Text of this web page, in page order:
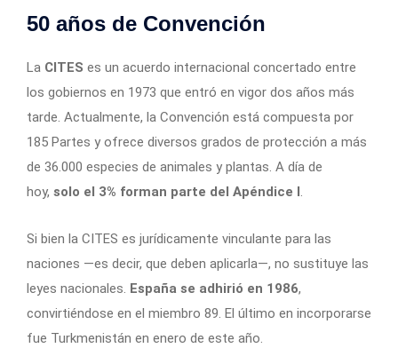
50 años de Convención
La CITES es un acuerdo internacional concertado entre
los gobiernos en 1973 que entró en vigor dos años más
tarde. Actualmente, la Convención está compuesta por
185 Partes y ofrece diversos grados de protección a más
de 36.000 especies de animales y plantas. A día de
hoy, solo el 3% forman parte del Apéndice I.
Si bien la CITES es jurídicamente vinculante para las
naciones —es decir, que deben aplicarla—, no sustituye las
leyes nacionales. España se adhirió en 1986,
convirtiéndose en el miembro 89. El último en incorporarse
fue Turkmenistán en enero de este año.